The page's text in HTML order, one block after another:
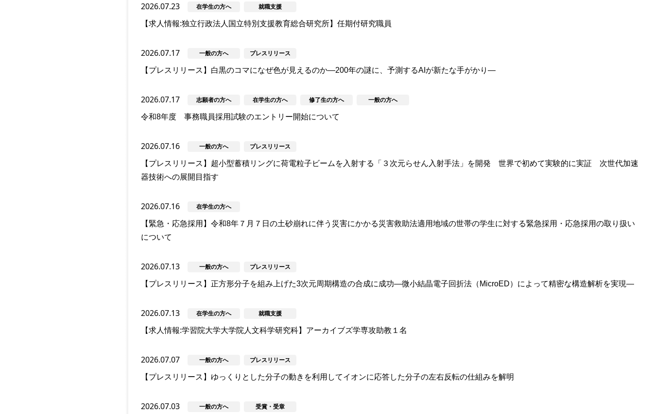
2026.07.23 在学生の方へ 就職支援
【求人情報:独立行政法人国立特別支援教育総合研究所】任期付研究職員
2026.07.17 一般の方へ プレスリリース
【プレスリリース】白黒のコマになぜ色が見えるのか―200年の謎に、予測するAIが新たな手がかり―
2026.07.17 志願者の方へ 在学生の方へ 修了生の方へ 一般の方へ
令和8年度 事務職員採用試験のエントリー開始について
2026.07.16 一般の方へ プレスリリース
【プレスリリース】超小型蓄積リングに荷電粒子ビームを入射する「３次元らせん入射手法」を開発 世界で初めて実験的に実証 次世代加速
器技術への展開目指す
2026.07.16 在学生の方へ
【緊急・応急採用】令和8年７月７日の土砂崩れに伴う災害にかかる災害救助法適用地域の世帯の学生に対する緊急採用・応急採用の取り扱い
について
2026.07.13 一般の方へ プレスリリース
【プレスリリース】正方形分子を組み上げた3次元周期構造の合成に成功―微小結晶電子回折法（MicroED）によって精密な構造解析を実現―
2026.07.13 在学生の方へ 就職支援
【求人情報:学習院大学大学院人文科学研究科】アーカイブズ学専攻助教１名
2026.07.07 一般の方へ プレスリリース
【プレスリリース】ゆっくりとした分子の動きを利用してイオンに応答した分子の左右反転の仕組みを解明
2026.07.03 一般の方へ 受賞・受章